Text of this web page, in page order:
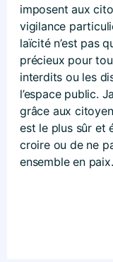
imposent aux
vigilance
laïcité n’est pas
précieux pour
interdits ou les
l’espace public.
grâce aux
est le plus sûr et
croire ou de ne
ensemble en paix.